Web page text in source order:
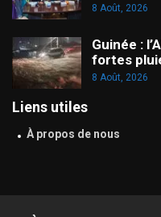
8 Août, 2026
Guinée :
fortes
8 Août, 2026
Liens utiles
À propos de nous